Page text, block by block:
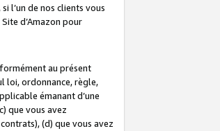
l’un de nos clients vous
d’Amazon pour
au présent
loi, ordonnance, règle,
émanant d’une
que vous avez
(d) que vous avez